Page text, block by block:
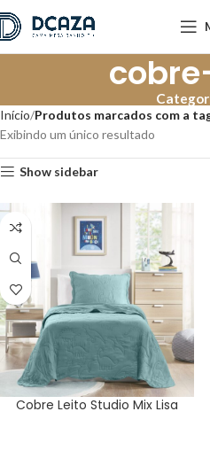
Início Produtos marcados com a
Exibindo um único resultado
Show sidebar
Cobre Leito Studio Mix Lisa